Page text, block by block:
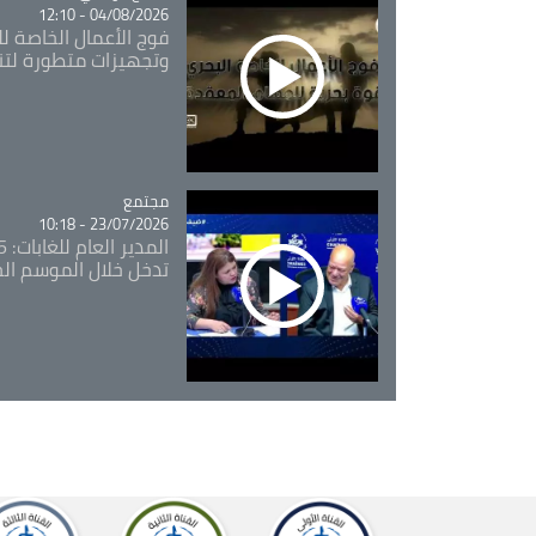
04/08/2026 - 12:10
فوج الأعمال الخاصة
وتجهيزات متطورة
Catégorie
مجتمع
23/07/2026 - 10:18
تدخل خلال الموسم